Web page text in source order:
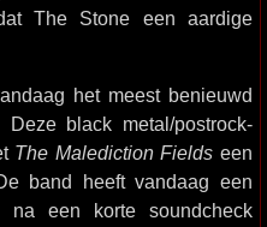
The Stone een aardige
het meest benieuwd
Deze black metal/postrock-
The Malediction Fields een
band heeft vandaag een
een korte soundcheck